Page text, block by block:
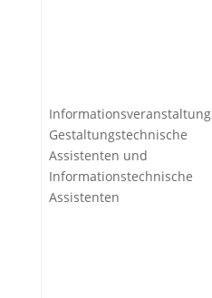
Informationsveranstaltung
Gestaltungstechnische
Assistenten und
Informationstechnische
Assistenten